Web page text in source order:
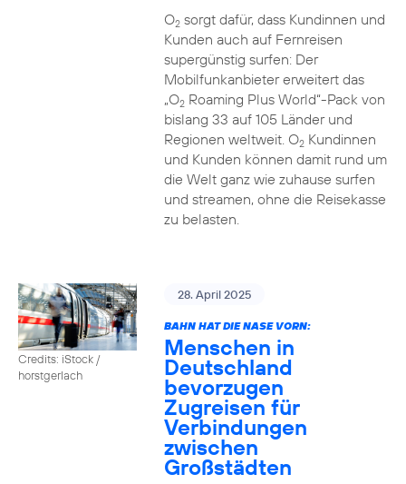
O2sorgt dafür, dass Kundinnen und
Kunden auch auf Fernreisen
supergünstig surfen: Der
Mobilfunkanbieter erweitert das
„O2Roaming Plus World“-Pack von
bislang 33 auf 105 Länder und
Regionen weltweit. O2Kundinnen
und Kunden können damit rund um
die Welt ganz wie zuhause surfen
und streamen, ohne die Reisekasse
zu belasten.
Credits: iStock /
horstgerlach
28. April 2025
BAHN HAT DIE NASE VORN:
Menschen in
Deutschland
bevorzugen
Zugreisen für
Verbindungen
zwischen
Großstädten